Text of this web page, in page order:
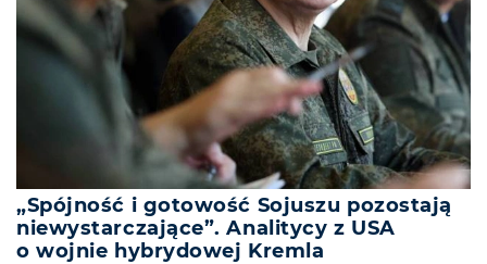
„Spójność i gotowość Sojuszu pozostają
niewystarczające”. Analitycy z USA
o wojnie hybrydowej Kremla